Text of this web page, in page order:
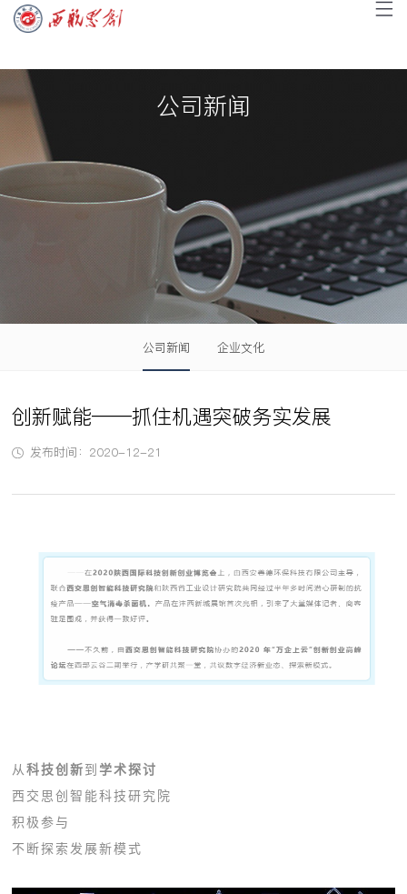
公司新闻
公司新闻 企业文化
创新赋能——抓住机遇突破务实发展
发布时间：2020-12-21
从 科技创新到 学术探讨
西交思创智能科技研究院
积极参与
不断探索发展新模式